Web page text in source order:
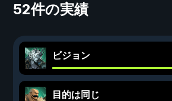
52件の実績
ビジョン
目的は同じ